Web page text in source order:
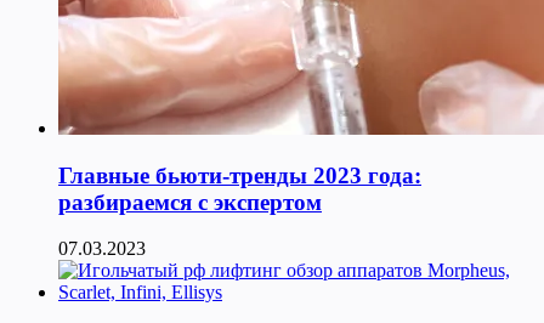
Главные бьюти-тренды 2023 года:
разбираемся с экспертом
07.03.2023